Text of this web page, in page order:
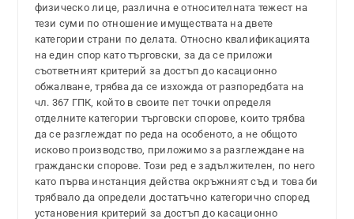
физическо лице, различна е относителната тежест на
тези суми по отношение имуществата на двете
категории страни по делата. Относно квалификацията
на един спор като търговски, за да се приложи
съответният критерий за достъп до касационно
обжалване, трябва да се изхожда от разпоредбата на
чл. 367 ГПК, който в своите пет точки определя
отделните категории търговски спорове, които трябва
да се разглеждат по реда на особеното, а не общото
исково производство, приложимо за разглеждане на
граждански спорове. Този ред е задължителен, по него
като първа инстанция действа окръжният съд и това би
трябвало да определи достатъчно категорично според
установения критерий за достъп до касационно